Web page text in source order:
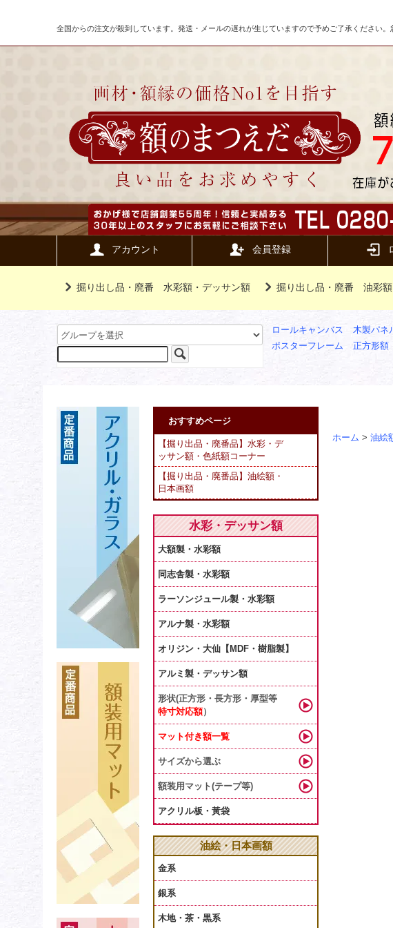
全国からの注文が殺到しています。発送・メールの遅れが生じていますので予めご了承ください。
アカウント 会員登録
掘り出し品・廃番 水彩額・デッサン額 掘り出し品・廃番 油彩額
ロールキャンバス 木製パネ
ポスターフレーム
正方形額
ホーム > 油絵
おすすめページ
【掘り出品・廃番品】水彩・デ
ッサン額・色紙額コーナー
【掘り出品・廃番品】油絵額・
日本画額
水彩・デッサン額
大額製・水彩額
同志舎製・水彩額
ラーソンジュール製・水彩額
アルナ製・水彩額
オリジン・大仙【MDF・樹脂製】
アルミ製・デッサン額
形状(正方形・長方形・厚型等
特寸対応額）
マット付き額一覧
サイズから選ぶ
額装用マット(テープ等)
アクリル板・黃袋
油絵・日本画額
金系
銀系
木地・茶・黒系